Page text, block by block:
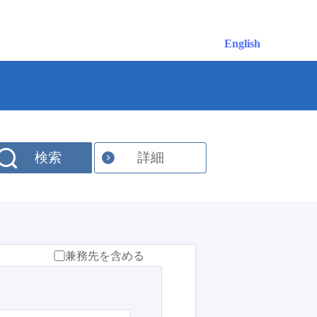
English
検索 詳細
兼務先を含める